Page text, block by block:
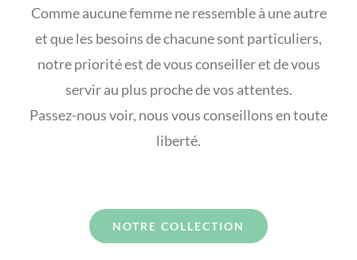
Comme aucune femme ne ressemble à une autre
et que les besoins de chacune sont particuliers,
notre priorité est de vous conseiller et de vous
servir au plus proche de vos attentes.
Passez-nous voir, nous vous conseillons en toute
liberté.
NOTRE COLLECTION